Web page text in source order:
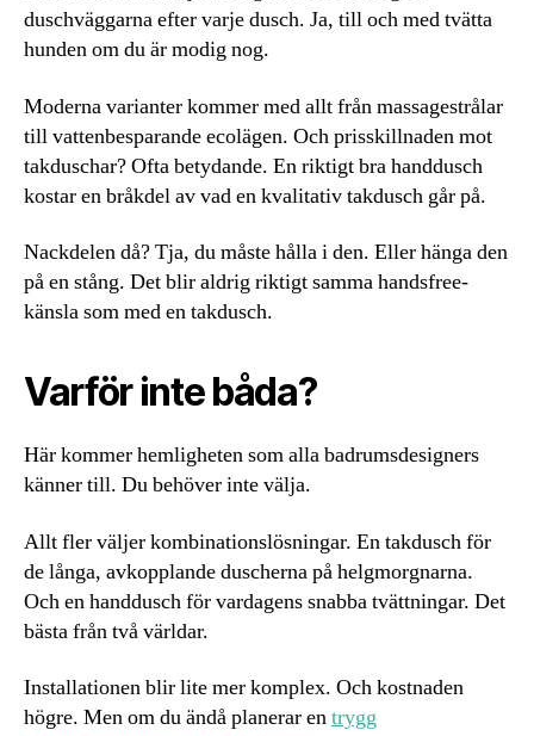
duschväggarna efter varje dusch. Ja, till och med tvätta
hunden om du är modig nog.
Moderna varianter kommer med allt från massagestrålar
till vattenbesparande ecolägen. Och prisskillnaden mot
takduschar? Ofta betydande. En riktigt bra handdusch
kostar en bråkdel av vad en kvalitativ takdusch går på.
Nackdelen då? Tja, du måste hålla i den. Eller hänga den
på en stång. Det blir aldrig riktigt samma handsfree-
känsla som med en takdusch.
Varför inte båda?
Här kommer hemligheten som alla badrumsdesigners
känner till. Du behöver inte välja.
Allt fler väljer kombinationslösningar. En takdusch för
de långa, avkopplande duscherna på helgmorgnarna.
Och en handdusch för vardagens snabba tvättningar. Det
bästa från två världar.
Installationen blir lite mer komplex. Och kostnaden
högre. Men om du ändå planerar entrygg